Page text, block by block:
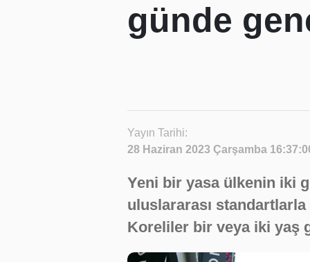
günde
Yayın Tarihi:
28 Haziran 2023 Çarşamba
Yeni bir yasa ülkenin iki
uluslararası
Koreliler bir veya iki yaş